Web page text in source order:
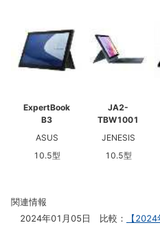
ExpertBook
B3
ASUS
10.5型
JA2-
TBW1001
JENESIS
10.5型
関連情報
2024年01月05日 比較：
【